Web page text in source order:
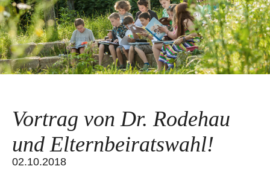
Vortrag von Dr. Rodehau
und Elternbeiratswahl!
02.10.2018